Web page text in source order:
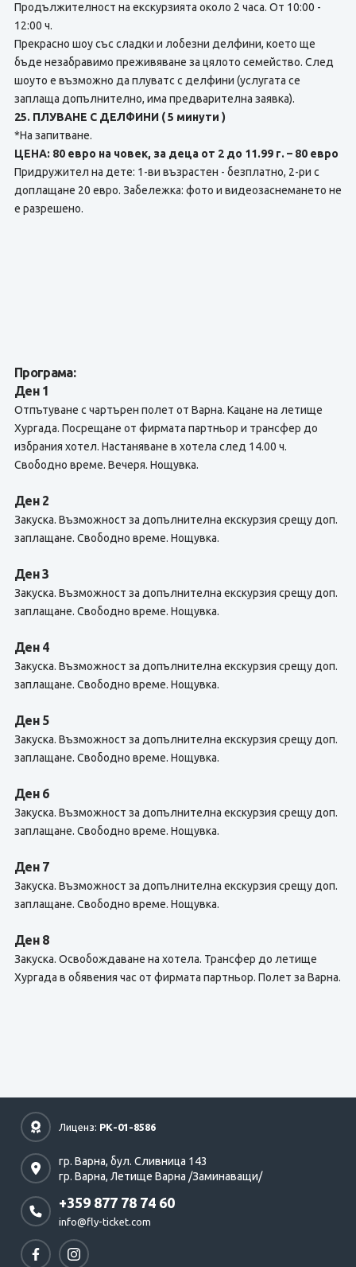
Продължителност на екскурзията около 2 часа. От 10:00 -
12:00 ч.
Прекрасно шоу със сладки и лобезни делфини, което ще
бъде незабравимо преживяване за цялото семейство. След
шоуто е възможно да плуватс с делфини (услугата се
заплаща допълнително, има предварителна заявка).
25. ПЛУВАНЕ С ДЕЛФИНИ ( 5 минути )
*На запитване.
ЦЕНА: 80 евро на човек, за деца от 2 до 11.99 г. – 80 евро
Придружител на дете: 1-ви възрастен - безплатно, 2-ри с
доплащане 20 евро. Забележка: фото и видеозаснемането не
е разрешено.
Програма:
Ден 1
Отпътуване с чартърен полет от Варна. Кацане на летище
Хургада. Посрещане от фирмата партньор и трансфер до
избрания хотел. Настаняване в хотела след 14.00 ч.
Свободно време. Вечеря. Нощувка.
Ден 2
Закуска. Възможност за допълнителна екскурзия срещу доп.
заплащане. Свободно време. Нощувка.
Ден 3
Закуска. Възможност за допълнителна екскурзия срещу доп.
заплащане. Свободно време. Нощувка.
Ден 4
Закуска. Възможност за допълнителна екскурзия срещу доп.
заплащане. Свободно време. Нощувка.
Ден 5
Закуска. Възможност за допълнителна екскурзия срещу доп.
заплащане. Свободно време. Нощувка.
Ден 6
Закуска. Възможност за допълнителна екскурзия срещу доп.
заплащане. Свободно време. Нощувка.
Ден 7
Закуска. Възможност за допълнителна екскурзия срещу доп.
заплащане. Свободно време. Нощувка.
Ден 8
Закуска. Освобождаване на хотела. Трансфер до летище
Хургада в обявения час от фирмата партньор. Полет за Варна.
Лиценз: РК-01-8586
гр. Варна, бул. Сливница 143
гр. Варна, Летище Варна /Заминаващи/
+359 877 78 74 60
info@fly-ticket.com